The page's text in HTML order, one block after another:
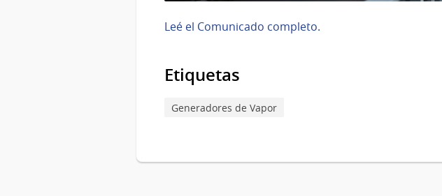
Leé el Comunicado completo.
Etiquetas
Generadores de Vapor